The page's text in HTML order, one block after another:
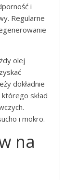
i
Regularne
olej
dokładnie
skład
i mokro.
na